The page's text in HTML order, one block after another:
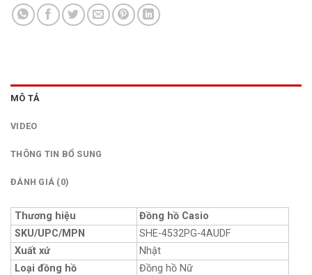
MÔ TẢ
VIDEO
THÔNG TIN BỔ SUNG
ĐÁNH GIÁ (0)
Thương hiệu
Đồng hồ Casio
SKU/UPC/MPN
SHE-4532PG-4AUDF
Xuất xứ
Nhật
Loại đồng hồ
Đồng hồ Nữ